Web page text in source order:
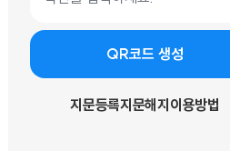
QR코드 생성
지문등록지문해지 이용방법